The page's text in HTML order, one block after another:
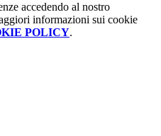
accedendo al nostro
informazioni sui cookie
POLICY.